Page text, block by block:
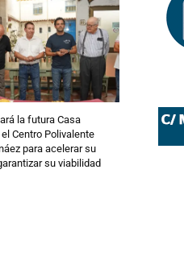
la futura Casa
Centro Polivalente
para acelerar su
su viabilidad